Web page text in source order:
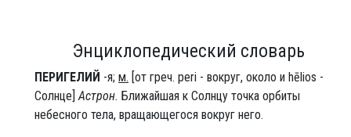
Энциклопедический словарь
ПЕРИГЕ́ЛИЙ -я; м. [от греч. peri - вокруг, около и hēlios -
Солнце] Астрон. Ближайшая к Солнцу точка орбиты
небесного тела, вращающегося вокруг него.